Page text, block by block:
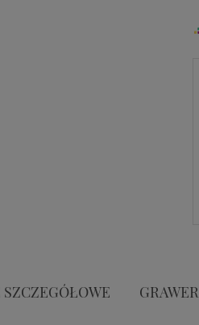
SZCZEGÓŁOWE GRAWER